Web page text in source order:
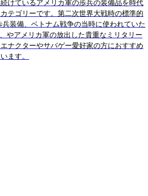
けているアメリカ軍の歩兵の装備品を時代
テゴリーです。第二次世界大戦時の標準的
装備、ベトナム戦争の当時に使われていた
やアメリカ軍の放出した貴重なミリタリー
ナクターやサバゲー愛好家の方におすすめ
ます。